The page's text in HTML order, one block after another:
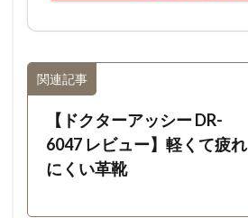
関連記事
【ドクターアッシー DR-
6047 レビュー】軽くて疲れ
にくい革靴